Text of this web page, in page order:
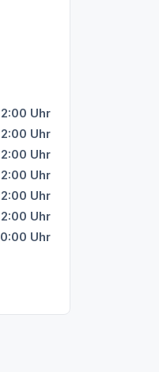
Uhr
Uhr
Uhr
Uhr
Uhr
Uhr
Uhr